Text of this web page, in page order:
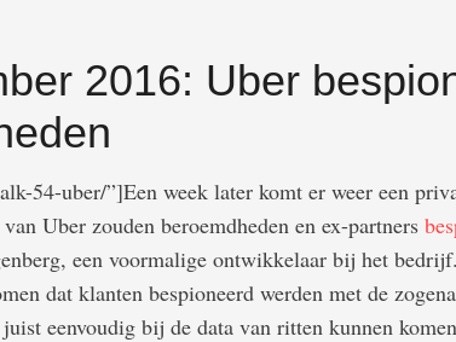
2016: Uber
54-uber/”]Een week later komt er weer een
Uber zouden beroemdheden en ex-partners
een voormalige ontwikkelaar bij het
dat klanten bespioneerd werden met de
eenvoudig bij de data van ritten kunnen